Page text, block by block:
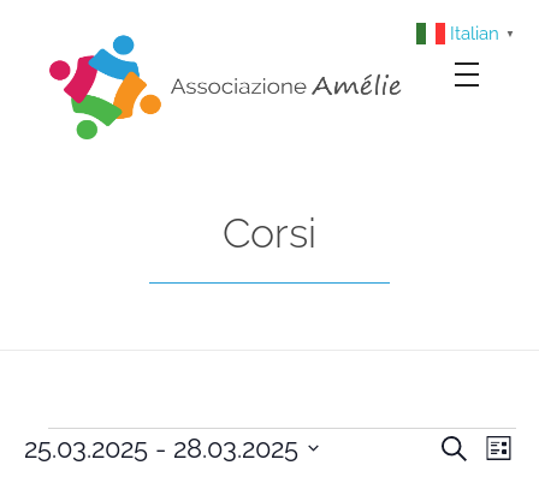
Corsi
Cerca
Lista
25.03.2025 - 28.03.2025
Italian ▼